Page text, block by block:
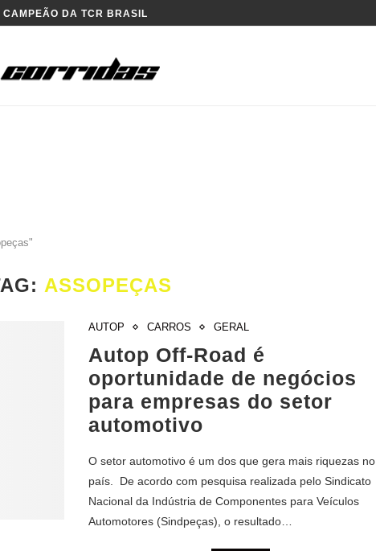
DA TCR BRASIL
ASSOPEÇAS
AUTOP CARROS GERAL
Autop Off-Road é
oportunidade de negócios
para empresas do setor
automotivo
O setor automotivo é um dos que gera mais riquezas no
país. De acordo com pesquisa realizada pelo Sindicato
Nacional da Indústria de Componentes para Veículos
Automotores (Sindpeças), o resultado…